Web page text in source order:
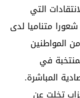
التي
متناميا لدى
المواطنين
في
المباشرة.
تخلت عن